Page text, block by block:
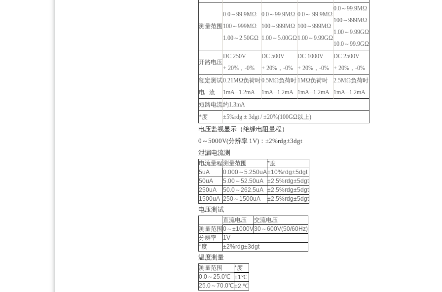
测量范围
0.0～99.9MΩ
100～999MΩ
1.00～2.50GΩ
0.0～99.9MΩ
100～999MΩ
1.00～5.00GΩ
0.0～ 99.9MΩ
100～999MΩ
1.00～9.99GΩ
0.0～99.9MΩ
100～999MΩ
1.00～9.99GΩ
10.0～99.9GΩ
开路电压
DC 250V
+ 20%，-0%
DC 500V
+ 20%，-0%
DC 1000V
+ 20%，-0%
DC 2500V
+ 20%，-0%
额定测试
电 流
0.21MΩ负荷时
1mA--1.2mA
0.5MΩ负荷时
1mA--1.2mA
1MΩ负荷时
1mA--1.2mA
2.5MΩ负荷时
1mA--1.2mA
短路电流约1.3mA
*度
±5%rdg ± 3dgt / ±20%(100GΩ以上)
电压监视显示（绝缘电阻量程）
0～5000V(分辨率 1V)：±2%rdg±3dgt
泄漏电流测
电流量程测量范围
*度
5uA
0.000～5.250uA±10%rdg±5dgt
50uA
5.00～52.50uA ±2.5%rdg±5dgt
250uA
50.0～262.5uA ±2.5%rdg±5dgt
1500uA 250～1500uA ±2.5%rdg±5dgt
电压测试
直流电压
交流电压
测量范围 0～±1000V30～600V(50/60Hz)
分辨率
1V
*度
±2%rdg±3dgt
温度测量
测量范围
*度
0.0～25.0℃ ±1℃
25.0～70.0℃±2.℃